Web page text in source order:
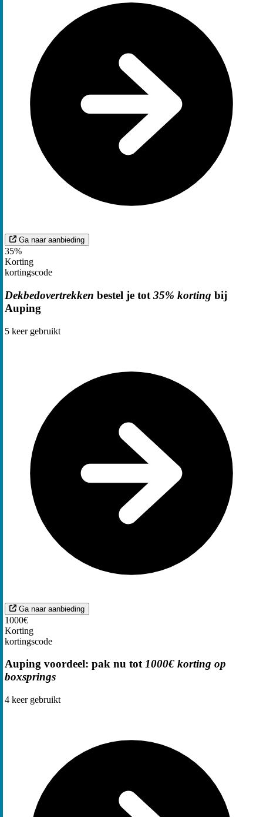
Ga naar aanbieding
35%
Korting
kortingscode
Dekbedovertrekken bestel je tot 35% korting bij
Auping
5 keer gebruikt
Ga naar aanbieding
1000€
Korting
kortingscode
Auping voordeel: pak nu tot1000€ korting op
boxsprings
4 keer gebruikt